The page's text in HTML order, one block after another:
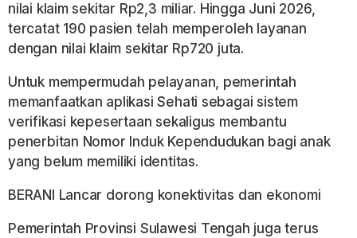
nilai klaim sekitar Rp2,3 miliar. Hingga Juni 2026,
tercatat 190 pasien telah memperoleh layanan
dengan nilai klaim sekitar Rp720 juta.
Untuk mempermudah pelayanan, pemerintah
memanfaatkan aplikasi Sehati sebagai sistem
verifikasi kepesertaan sekaligus membantu
penerbitan Nomor Induk Kependudukan bagi anak
yang belum memiliki identitas.
BERANI Lancar dorong konektivitas dan ekonomi
Pemerintah Provinsi Sulawesi Tengah juga terus